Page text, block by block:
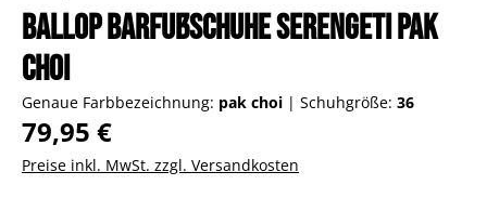
Ballop Barfußschuhe Serengeti pak
choi
Genaue Farbbezeichnung: pak choi | Schuhgröße: 36
Regulärer Preis:
79,95 €
Preise inkl. MwSt. zzgl. Versandkosten